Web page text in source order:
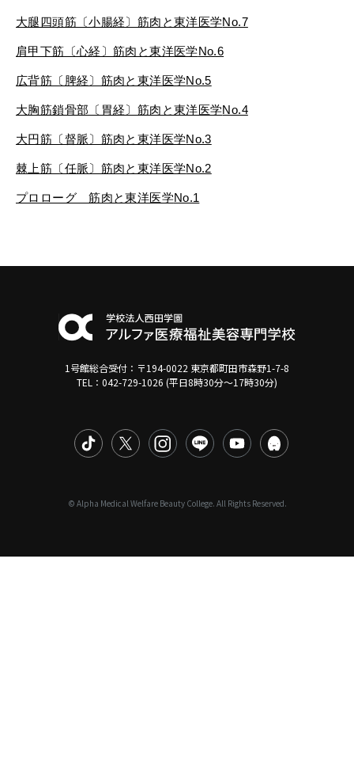
大腿四頭筋〔小腸経〕筋肉と東洋医学No.7
肩甲下筋〔心経〕筋肉と東洋医学No.6
広背筋〔脾経〕筋肉と東洋医学No.5
大胸筋鎖骨部〔胃経〕筋肉と東洋医学No.4
大円筋〔督脈〕筋肉と東洋医学No.3
棘上筋〔任脈〕筋肉と東洋医学No.2
プロローグ 筋肉と東洋医学No.1
1号館総合受付：〒194-0022 東京都町田市森野1-7-8
TEL：042-729-1026 (平日8時30分〜17時30分)
© Alpha Medical Welfare Beauty College. All Rights Reserved.